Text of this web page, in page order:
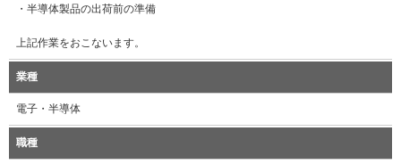
・半導体製品の出荷前の準備
上記作業をおこないます。
業種
電子・半導体
職種